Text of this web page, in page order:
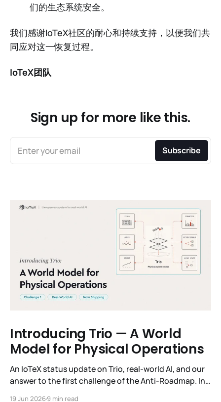
们的生态系统安全。
我们感谢IoTeX社区的耐心和持续支持，以便我们共
同应对这一恢复过程。
IoTeX团队
Sign up for more like this.
Enter your email Subscribe
Introducing Trio — A World
Model for Physical Operations
An IoTeX status update on Trio, real-world AI, and our
answer to the first challenge of the Anti-Roadmap. In
19 Jun 20269 min read